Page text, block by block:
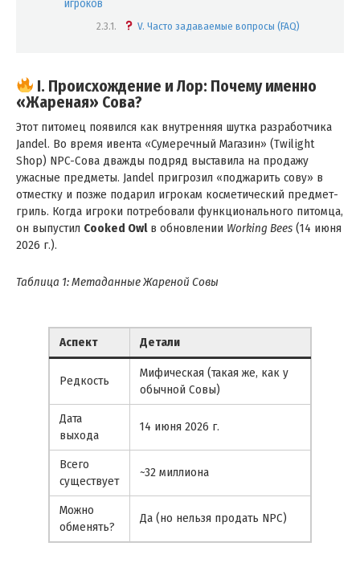
игроков
V. Часто задаваемые вопросы (FAQ)
I. Происхождение и Лор: Почему именно
«Жареная» Сова?
Этот питомец появился как внутренняя шутка разработчика
Jandel. Во время ивента «Сумеречный Магазин» (Twilight
Shop) NPC-Сова дважды подряд выставила на продажу
ужасные предметы. Jandel пригрозил «поджарить сову» в
отместку и позже подарил игрокам косметический предмет-
гриль. Когда игроки потребовали функционального питомца,
он выпустил Cooked Owlв обновлении Working Bees (14 июня
2026 г.).
Таблица 1: Метаданные Жареной Совы
Аспект Детали
Редкость
Мифическая (такая же, как у
обычной Совы)
Дата
выхода
14 июня 2026 г.
Всего
существует
~32 миллиона
Можно
обменять?
Да (но нельзя продать NPC)